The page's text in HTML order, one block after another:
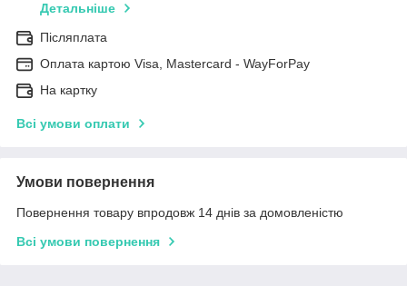
Детальніше
Післяплата
Оплата картою Visa, Mastercard - WayForPay
На картку
Всі умови оплати
Умови повернення
Повернення товару впродовж 14 днів за домовленістю
Всі умови повернення